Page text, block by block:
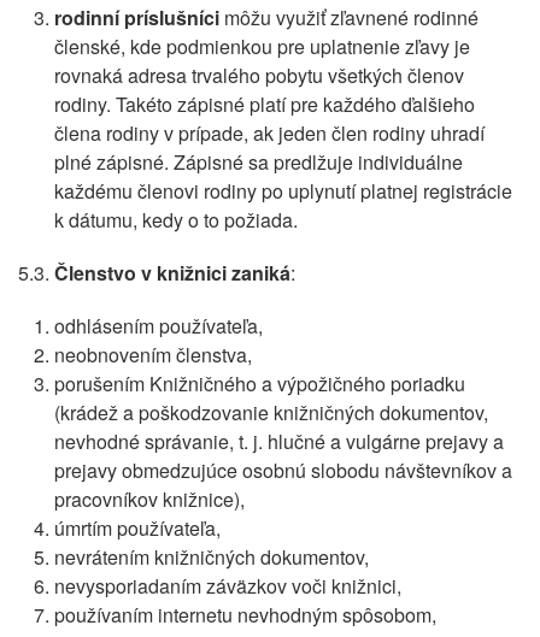
rodinní príslušníci môžu využiť zľavnené rodinné
členské, kde podmienkou pre uplatnenie zľavy je
rovnaká adresa trvalého pobytu všetkých členov
rodiny. Takéto zápisné platí pre každého ďalšieho
člena rodiny v prípade, ak jeden člen rodiny uhradí
plné zápisné. Zápisné sa predlžuje individuálne
každému členovi rodiny po uplynutí platnej registrácie
k dátumu, kedy o to požiada.
5.3. Členstvo v knižnici zaniká:
odhlásením používateľa,
neobnovením členstva,
porušením Knižničného a výpožičného poriadku
(krádež a poškodzovanie knižničných dokumentov,
nevhodné správanie, t. j. hlučné a vulgárne prejavy a
prejavy obmedzujúce osobnú slobodu návštevníkov a
pracovníkov knižnice),
úmrtím používateľa,
nevrátením knižničných dokumentov,
nevysporiadaním záväzkov voči knižnici,
používaním internetu nevhodným spôsobom,